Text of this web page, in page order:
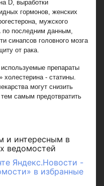
D, выработки
гормонов, женских
мужского
по последним данным,
синапсов головного мозга
от рака.
препараты
холестерина - статины.
могут снизить
самым предотвратить
и интересным в
ведомостей
Яндекс.Новости -
в избранные